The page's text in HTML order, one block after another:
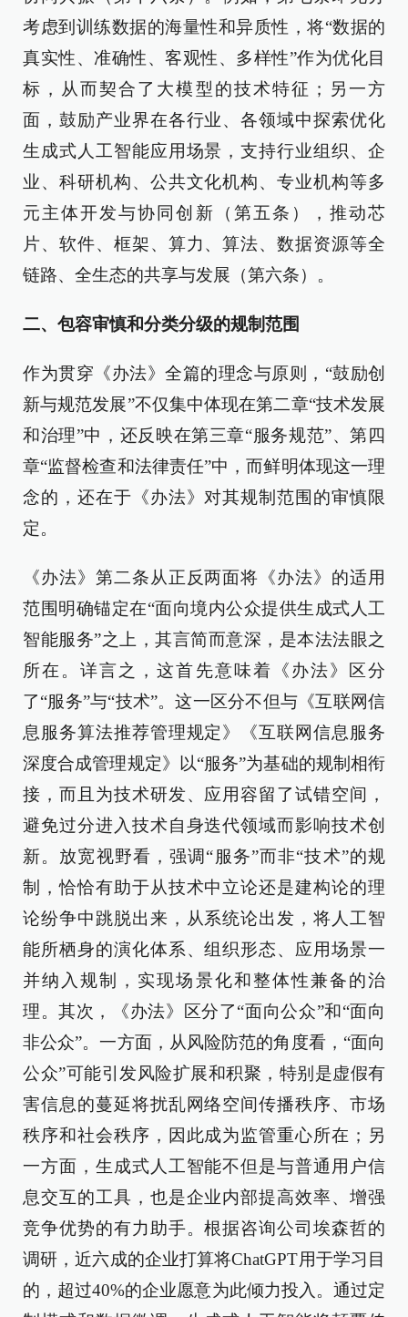
考虑到训练数据的海量性和异质性，将“数据的
真实性、准确性、客观性、多样性”作为优化目
标，从而契合了大模型的技术特征；另一方
面，鼓励产业界在各行业、各领域中探索优化
生成式人工智能应用场景，支持行业组织、企
业、科研机构、公共文化机构、专业机构等多
元主体开发与协同创新（第五条），推动芯
片、软件、框架、算力、算法、数据资源等全
链路、全生态的共享与发展（第六条）。
二、包容审慎和分类分级的规制范围
作为贯穿《办法》全篇的理念与原则，“鼓励创
新与规范发展”不仅集中体现在第二章“技术发展
和治理”中，还反映在第三章“服务规范”、第四
章“监督检查和法律责任”中，而鲜明体现这一理
念的，还在于《办法》对其规制范围的审慎限
定。
《办法》第二条从正反两面将《办法》的适用
范围明确锚定在“面向境内公众提供生成式人工
智能服务”之上，其言简而意深，是本法法眼之
所在。详言之，这首先意味着《办法》区分
了“服务”与“技术”。这一区分不但与《互联网信
息服务算法推荐管理规定》《互联网信息服务
深度合成管理规定》以“服务”为基础的规制相衔
接，而且为技术研发、应用容留了试错空间，
避免过分进入技术自身迭代领域而影响技术创
新。放宽视野看，强调“服务”而非“技术”的规
制，恰恰有助于从技术中立论还是建构论的理
论纷争中跳脱出来，从系统论出发，将人工智
能所栖身的演化体系、组织形态、应用场景一
并纳入规制，实现场景化和整体性兼备的治
理。其次，《办法》区分了“面向公众”和“面向
非公众”。一方面，从风险防范的角度看，“面向
公众”可能引发风险扩展和积聚，特别是虚假有
害信息的蔓延将扰乱网络空间传播秩序、市场
秩序和社会秩序，因此成为监管重心所在；另
一方面，生成式人工智能不但是与普通用户信
息交互的工具，也是企业内部提高效率、增强
竞争优势的有力助手。根据咨询公司埃森哲的
调研，近六成的企业打算将ChatGPT用于学习目
的，超过40%的企业愿意为此倾力投入。通过定